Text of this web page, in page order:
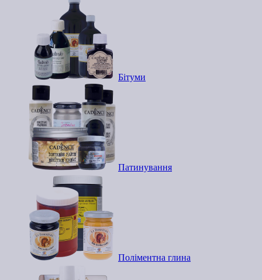
Бітуми
Патинування
Поліментна глина